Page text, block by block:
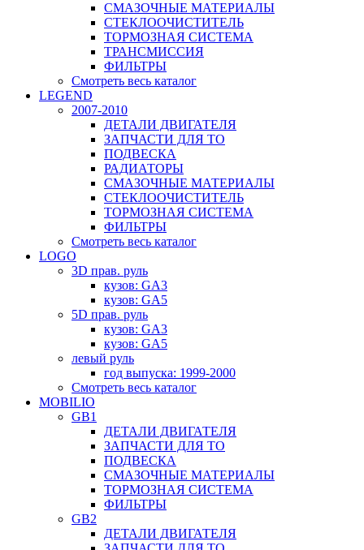
СМАЗОЧНЫЕ МАТЕРИАЛЫ
СТЕКЛООЧИСТИТЕЛЬ
ТОРМОЗНАЯ СИСТЕМА
ТРАНСМИССИЯ
ФИЛЬТРЫ
Смотреть весь каталог
LEGEND
2007-2010
ДЕТАЛИ ДВИГАТЕЛЯ
ЗАПЧАСТИ ДЛЯ ТО
ПОДВЕСКА
РАДИАТОРЫ
СМАЗОЧНЫЕ МАТЕРИАЛЫ
СТЕКЛООЧИСТИТЕЛЬ
ТОРМОЗНАЯ СИСТЕМА
ФИЛЬТРЫ
Смотреть весь каталог
LOGO
3D прав. руль
кузов: GA3
кузов: GA5
5D прав. руль
кузов: GA3
кузов: GA5
левый руль
год выпуска: 1999-2000
Смотреть весь каталог
MOBILIO
GB1
ДЕТАЛИ ДВИГАТЕЛЯ
ЗАПЧАСТИ ДЛЯ ТО
ПОДВЕСКА
СМАЗОЧНЫЕ МАТЕРИАЛЫ
ТОРМОЗНАЯ СИСТЕМА
ФИЛЬТРЫ
GB2
ДЕТАЛИ ДВИГАТЕЛЯ